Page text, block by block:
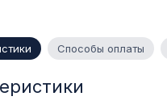
Способы оплаты